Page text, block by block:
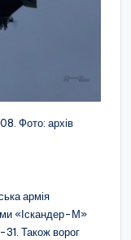
Фото: архів
армія
«Іскандер-М»
31. Також ворог